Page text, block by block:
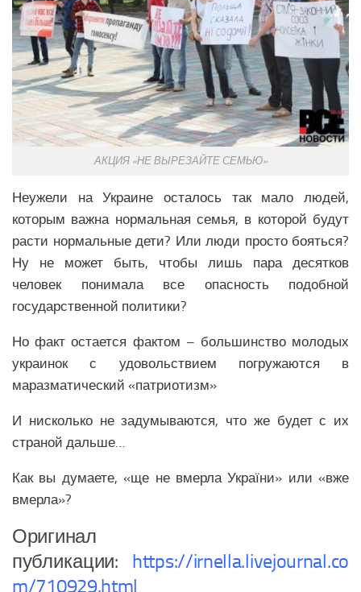
АКЦИЯ «НЕ ВЫРЕЗАЙТЕ СЕМЬЮ»
Неужели на Украине осталось так мало людей,
которым важна нормальная семья, в которой будут
расти нормальные дети? Или люди просто бояться?
Ну не может быть, чтобы лишь пара десятков
человек понимала все опасность подобной
государственной политики?
Но факт остается фактом – большинство молодых
украинок с удовольствием погружаются в
маразматический «патриотизм»
И нисколько не задумываются, что же будет с их
страной дальше…
Как вы думаете, «ще не вмерла України» или «вже
вмерла»?
Оригинал
публикации: https://irnella.livejournal.co
m/710929.html